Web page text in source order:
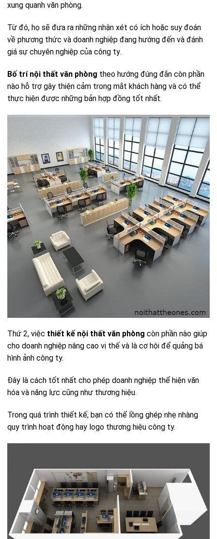
xung quanh văn phòng.
Từ đó, họ sẽ đưa ra những nhận xét có ích hoặc suy đoán
về phương thức và doanh nghiệp đang hướng đến và đánh
giá sự chuyên nghiệp của công ty.
Bố trí nội thất văn phòng theo hướng đúng đắn còn phần
nào hỗ trợ gây thiện cảm trong mắt khách hàng và có thể
thực hiện được những bản hợp đồng tốt nhất.
Thứ 2, việc thiết kế nội thất văn phòng còn phần nào giúp
cho doanh nghiệp nâng cao vị thế và là cơ hội để quảng bá
hình ảnh công ty.
Đây là cách tốt nhất cho phép doanh nghiệp thể hiện văn
hóa và năng lực cũng như thương hiệu.
Trong quá trình thiết kế, bạn có thể lồng ghép nhẹ nhàng
quy trình hoạt động hay logo thương hiệu công ty.